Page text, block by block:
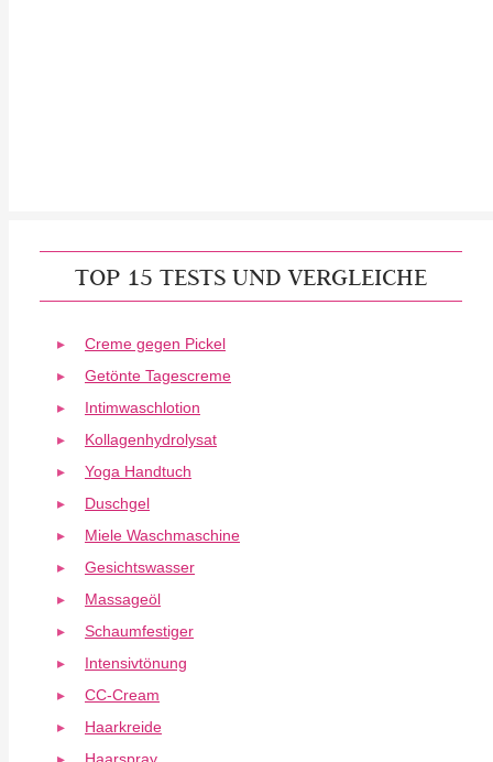
TOP 15 TESTS UND VERGLEICHE
Creme gegen Pickel
Getönte Tagescreme
Intimwaschlotion
Kollagenhydrolysat
Yoga Handtuch
Duschgel
Miele Waschmaschine
Gesichtswasser
Massageöl
Schaumfestiger
Intensivtönung
CC-Cream
Haarkreide